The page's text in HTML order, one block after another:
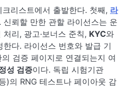
리스트에서 출발한다. 첫째, 라
신뢰할 만한 관할 라이선스는 운
리, 광고·보너스 준칙, KYC와
한다. 라이선스 번호와 발급 기
검증 페이지로 연결되는지 여
성 검증이다. 독립 시험기관
)의 RNG 테스트나 페이아웃 감